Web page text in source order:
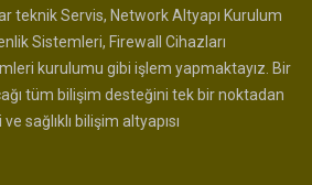
teknik Servis, Network Altyapı Kurulum
Sistemleri, Firewall Cihazları
kurulumu gibi işlem yapmaktayız. Bir
tüm bilişim desteğini tek bir noktadan
sağlıklı bilişim altyapısı